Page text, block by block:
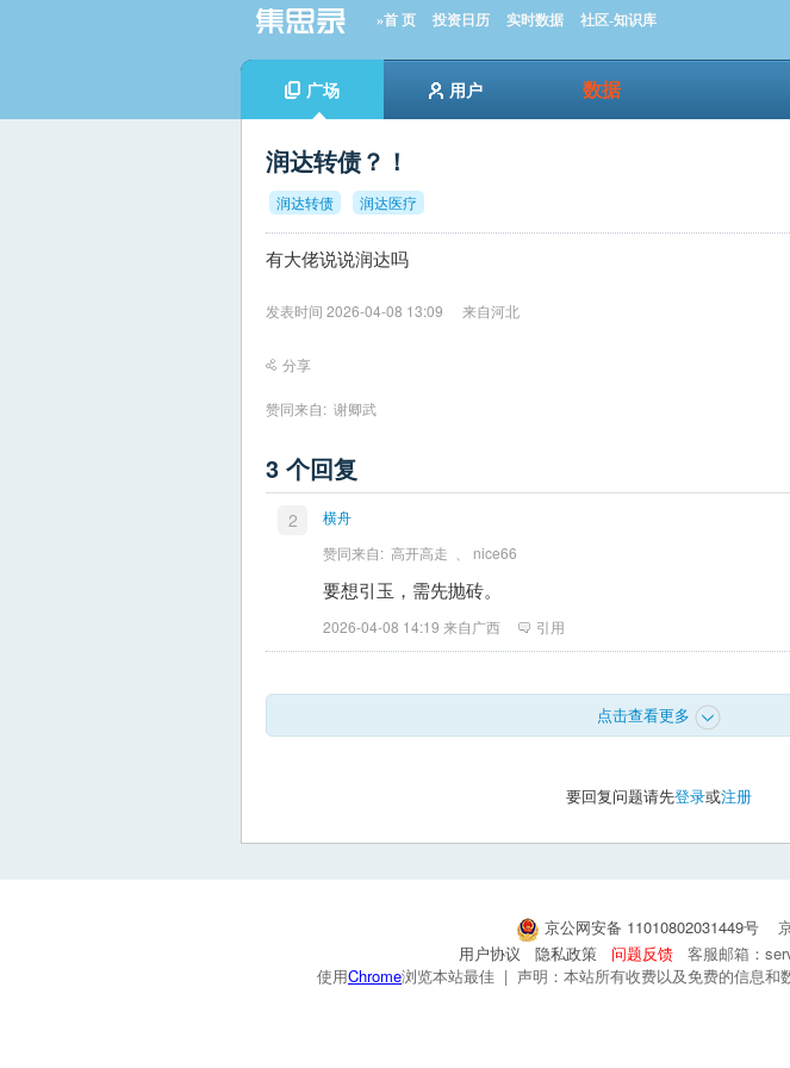
»首 页 投资日历 实时数据 社区-知识库
广场 用户 数据
润达转债？！
润达转债 润达医疗
有大佬说说润达吗
发表时间 2026-04-08 13:09 来自河北
分享
赞同来自: 谢卿武
3 个回复
2
横舟
赞同来自: 高开高走 nice66
要想引玉，需先抛砖。
2026-04-08 14:19 来自广西 引用
点击查看更多
要回复问题请先登录或注册
京公网安备 11010802031449号
用户协议
隐私政策 问题反馈
客服邮箱：
使用Chrome浏览本站最佳 | 声明：本站所有收费以及免费的信息和